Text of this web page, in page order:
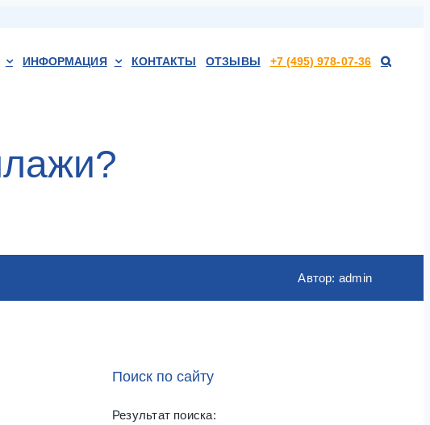
ИНФОРМАЦИЯ КОНТАКТЫ ОТЗЫВЫ +7 (495) 978-07-36
Автор: admin
Поиск по сайту
Результат поиска: